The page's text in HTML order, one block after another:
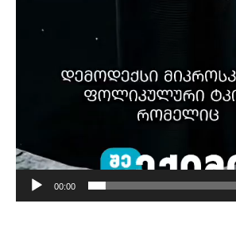
00:00